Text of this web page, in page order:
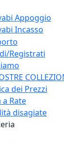
Appoggio
Incasso
Registrati
dei Prezzi
a Rate
disagiate